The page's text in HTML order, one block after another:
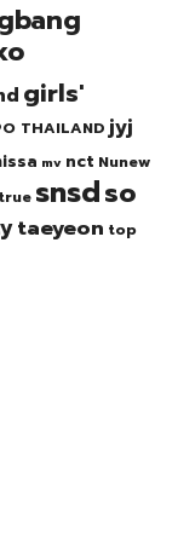
girls'
THAILAND jyj
mv nct Nunew
snsdso
taeyeon top